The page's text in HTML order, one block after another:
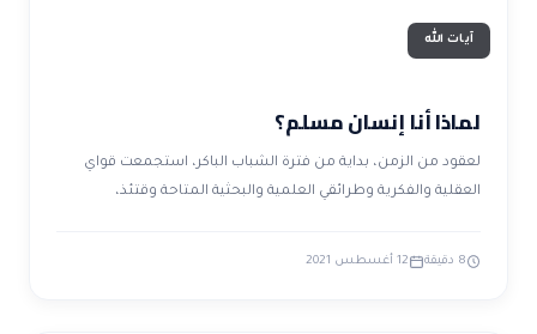
آيات الله
لماذا أنا إنسان مسلم؟
لعقود من الزمن، بداية من فترة الشباب الباكر، استجمعت قواي
العقلية والفكرية وطرائقي العلمية والبحثية المتاحة وقتئذ،
8 دقيقة 12 أغسطس 2021